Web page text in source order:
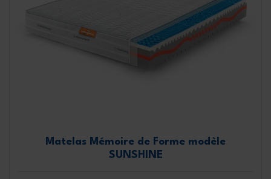
Matelas Mémoire de Forme modèle
SUNSHINE